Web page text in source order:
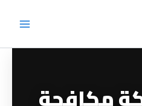
مكافحة